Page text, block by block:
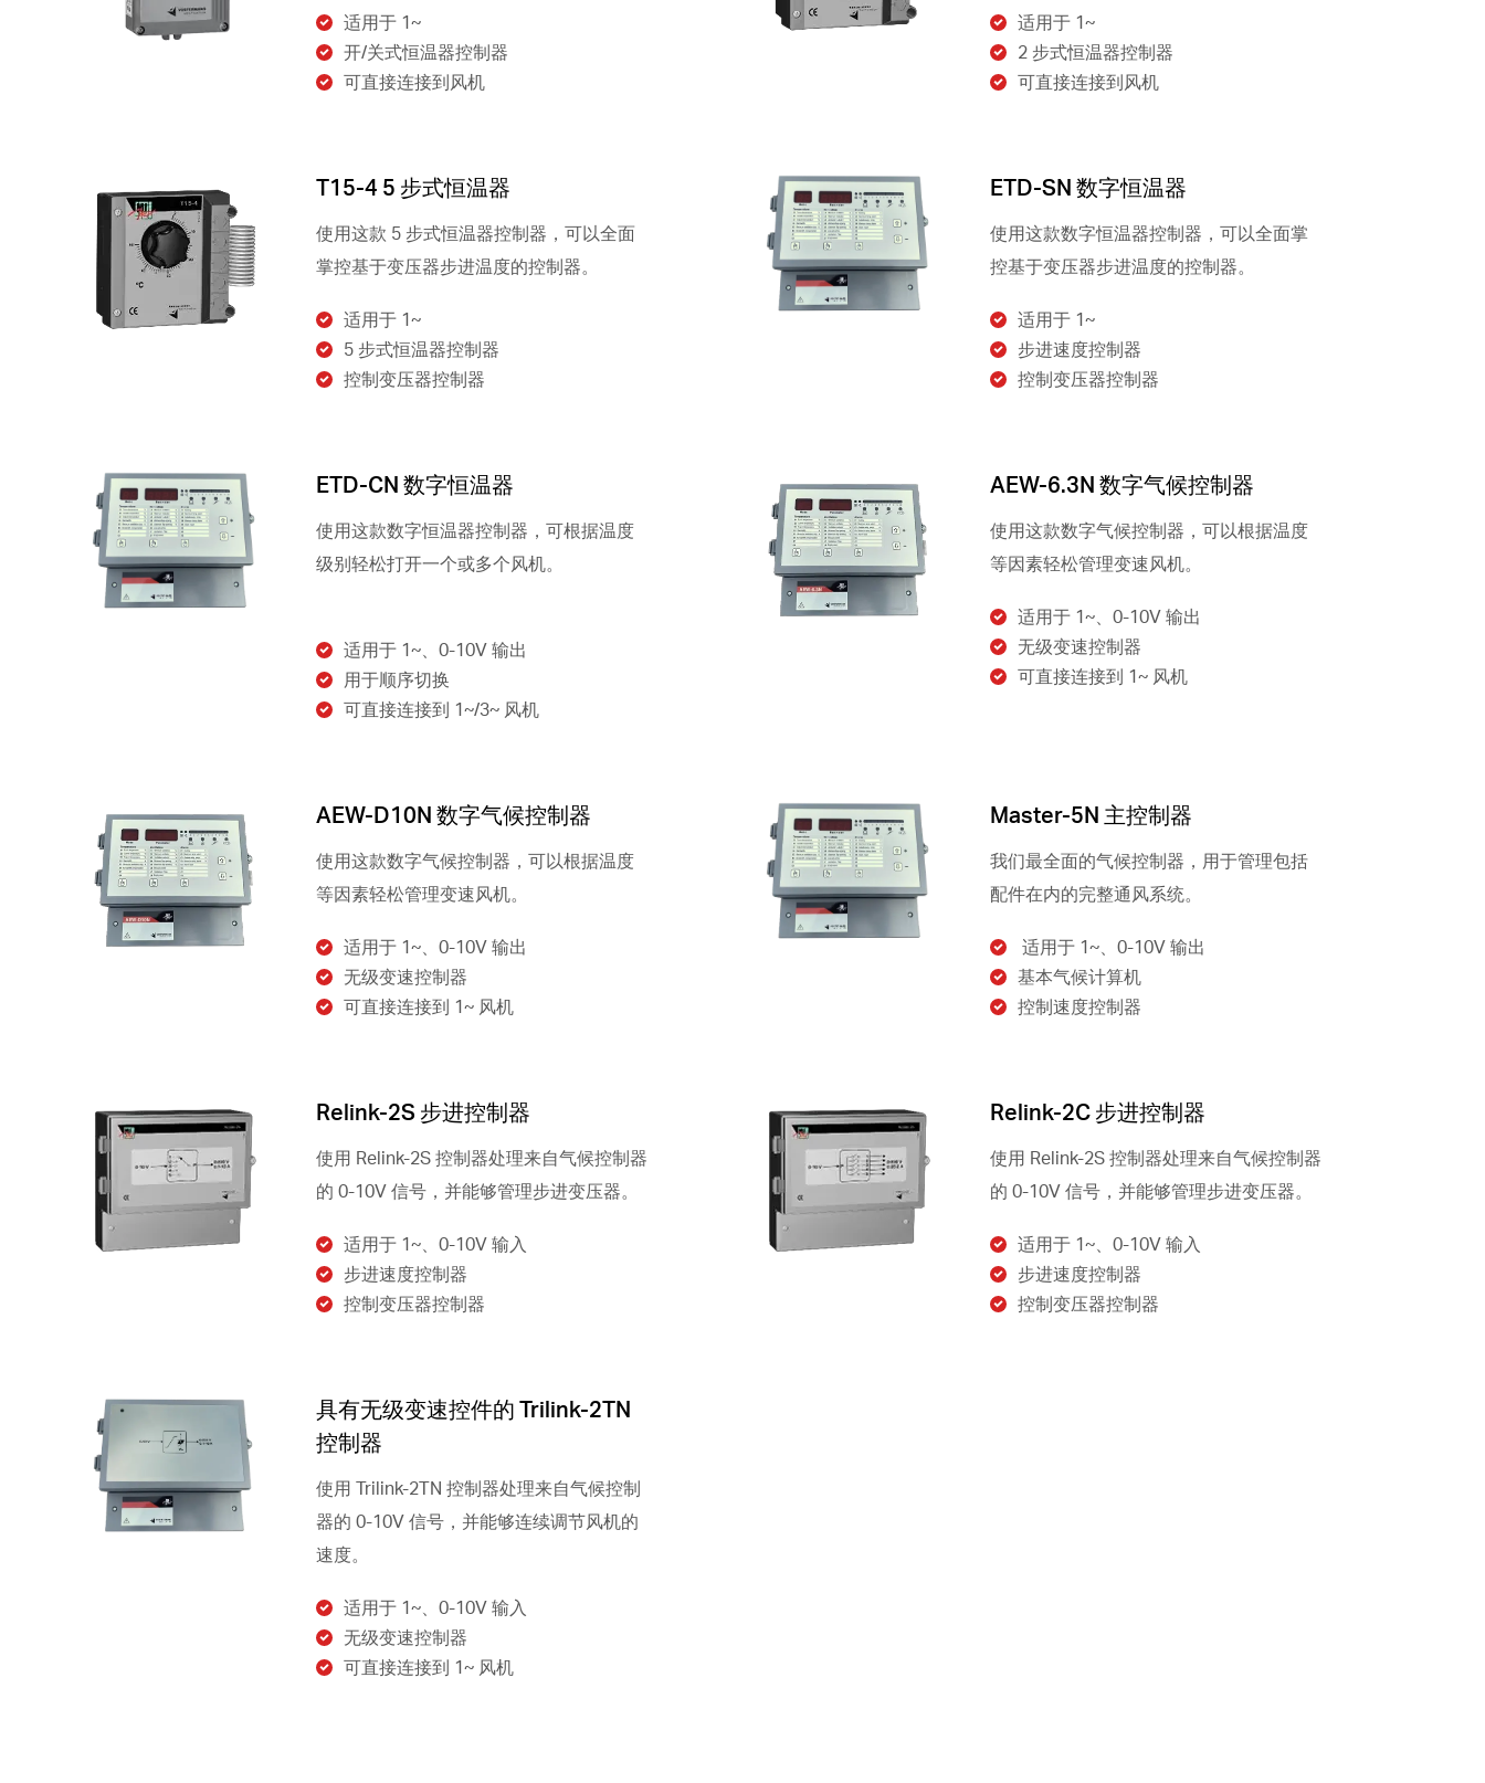
适用于 1~
开/关式恒温器控制器
可直接连接到风机
适用于 1~
2 步式恒温器控制器
可直接连接到风机
T15-4 5 步式恒温器
使用这款 5 步式恒温器控制器，可以全面
掌控基于变压器步进温度的控制器。
适用于 1~
5 步式恒温器控制器
控制变压器控制器
ETD-SN 数字恒温器
使用这款数字恒温器控制器，可以全面掌
控基于变压器步进温度的控制器。
适用于 1~
步进速度控制器
控制变压器控制器
ETD-CN 数字恒温器
使用这款数字恒温器控制器，可根据温度
级别轻松打开一个或多个风机。
适用于 1~、0-10V 输出
用于顺序切换
可直接连接到 1~/3~ 风机
AEW-6.3N 数字气候控制器
使用这款数字气候控制器，可以根据温度
等因素轻松管理变速风机。
适用于 1~、0-10V 输出
无级变速控制器
可直接连接到 1~ 风机
AEW-D10N 数字气候控制器
使用这款数字气候控制器，可以根据温度
等因素轻松管理变速风机。
适用于 1~、0-10V 输出
无级变速控制器
可直接连接到 1~ 风机
Master-5N 主控制器
我们最全面的气候控制器，用于管理包括
配件在内的完整通风系统。
适用于 1~、0-10V 输出
基本气候计算机
控制速度控制器
Relink-2S 步进控制器
使用 Relink-2S 控制器处理来自气候控制器
的 0-10V 信号，并能够管理步进变压器。
适用于 1~、0-10V 输入
步进速度控制器
控制变压器控制器
Relink-2C 步进控制器
使用 Relink-2S 控制器处理来自气候控制器
的 0-10V 信号，并能够管理步进变压器。
适用于 1~、0-10V 输入
步进速度控制器
控制变压器控制器
具有无级变速控件的 Trilink-2TN
控制器
使用 Trilink-2TN 控制器处理来自气候控制
器的 0-10V 信号，并能够连续调节风机的
速度。
适用于 1~、0-10V 输入
无级变速控制器
可直接连接到 1~ 风机